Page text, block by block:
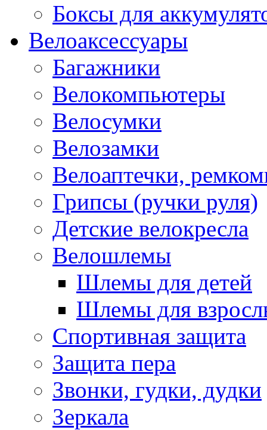
Боксы для
Велоаксессуары
Багажники
Велокомпьютеры
Велосумки
Велозамки
Велоаптечки,
Грипсы (ручки руля)
Детские велокресла
Велошлемы
Шлемы для детей
Шлемы для
Спортивная защита
Защита пера
Звонки, гудки, дудки
Зеркала